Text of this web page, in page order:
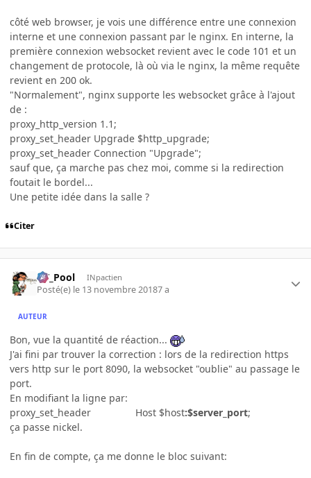
côté web browser, je vois une différence entre une connexion
interne et une connexion passant par le nginx. En interne, la
première connexion websocket revient avec le code 101 et un
changement de protocole, là où via le nginx, la même requête
revient en 200 ok.
"Normalement", nginx supporte les websocket grâce à l'ajout
de :
proxy_http_version 1.1;
proxy_set_header Upgrade $http_upgrade;
proxy_set_header Connection "Upgrade";
sauf que, ça marche pas chez moi, comme si la redirection
foutait le bordel...
Une petite idée dans la salle ?
Citer
DT_Pool INpactien
Posté(e) le 13 novembre 20187 a
AUTEUR
Bon, vue la quantité de réaction...
J'ai fini par trouver la correction : lors de la redirection https
vers http sur le port 8090, la websocket "oublie" au passage le
port.
En modifiant la ligne par:
proxy_set_header Host $host:$server_port;
ça passe nickel.
En fin de compte, ça me donne le bloc suivant: